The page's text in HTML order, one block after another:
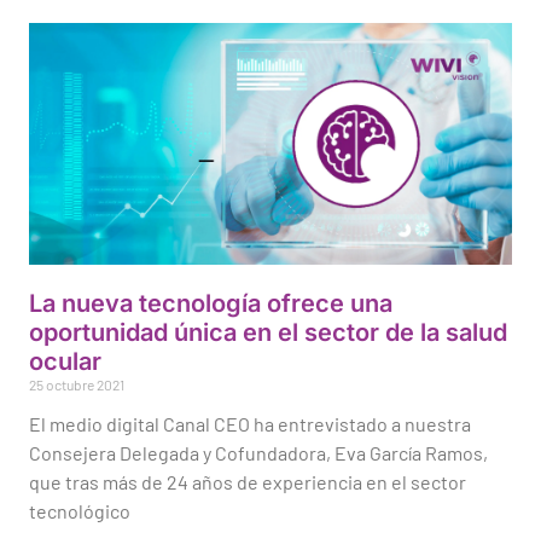
La nueva tecnología ofrece una
oportunidad única en el sector de la salud
ocular
25 octubre 2021
El medio digital Canal CEO ha entrevistado a nuestra
Consejera Delegada y Cofundadora, Eva García Ramos,
que tras más de 24 años de experiencia en el sector
tecnológico